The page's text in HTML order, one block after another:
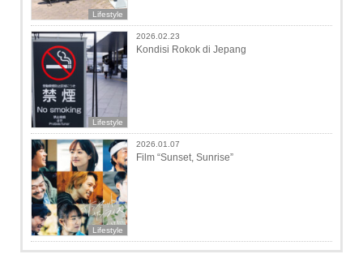
Lifestyle
Lifestyle
2026.02.23
Kondisi Rokok di Jepang
Lifestyle
2026.01.07
Film “Sunset, Sunrise”